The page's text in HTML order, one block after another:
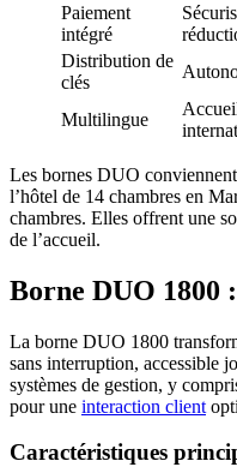
Paiement
intégré
Distribution de
clés
Multilingue
Les bornes DUO
l’hôtel de 14 chambres en
chambres. Elles offrent une
de l’accueil.
Borne DUO 1800
La borne DUO 1800
sans interruption, accessible
systèmes de gestion, y
pour une interaction client
Caractéristiques